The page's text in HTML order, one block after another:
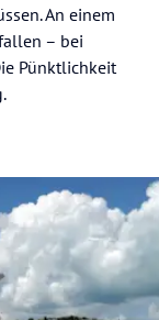
An einem
– bei
Pünktlichkeit